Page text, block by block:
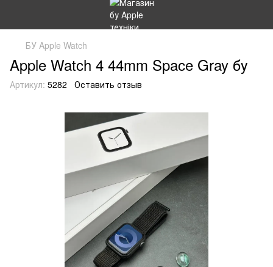
БУ Apple Watch
Apple Watch 4 44mm Space Gray бу
Артикул: 5282 Оставить отзыв